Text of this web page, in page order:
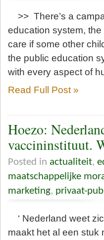
>> There’s a
education system,
care if some other
the public education
with every aspect of
Read Full Post »
Hoezo:
vaccininstituut.
Posted in actualiteit,
maatschappelijke
marketing, privaat-
‘ Nederland weet
maakt het al een stuk